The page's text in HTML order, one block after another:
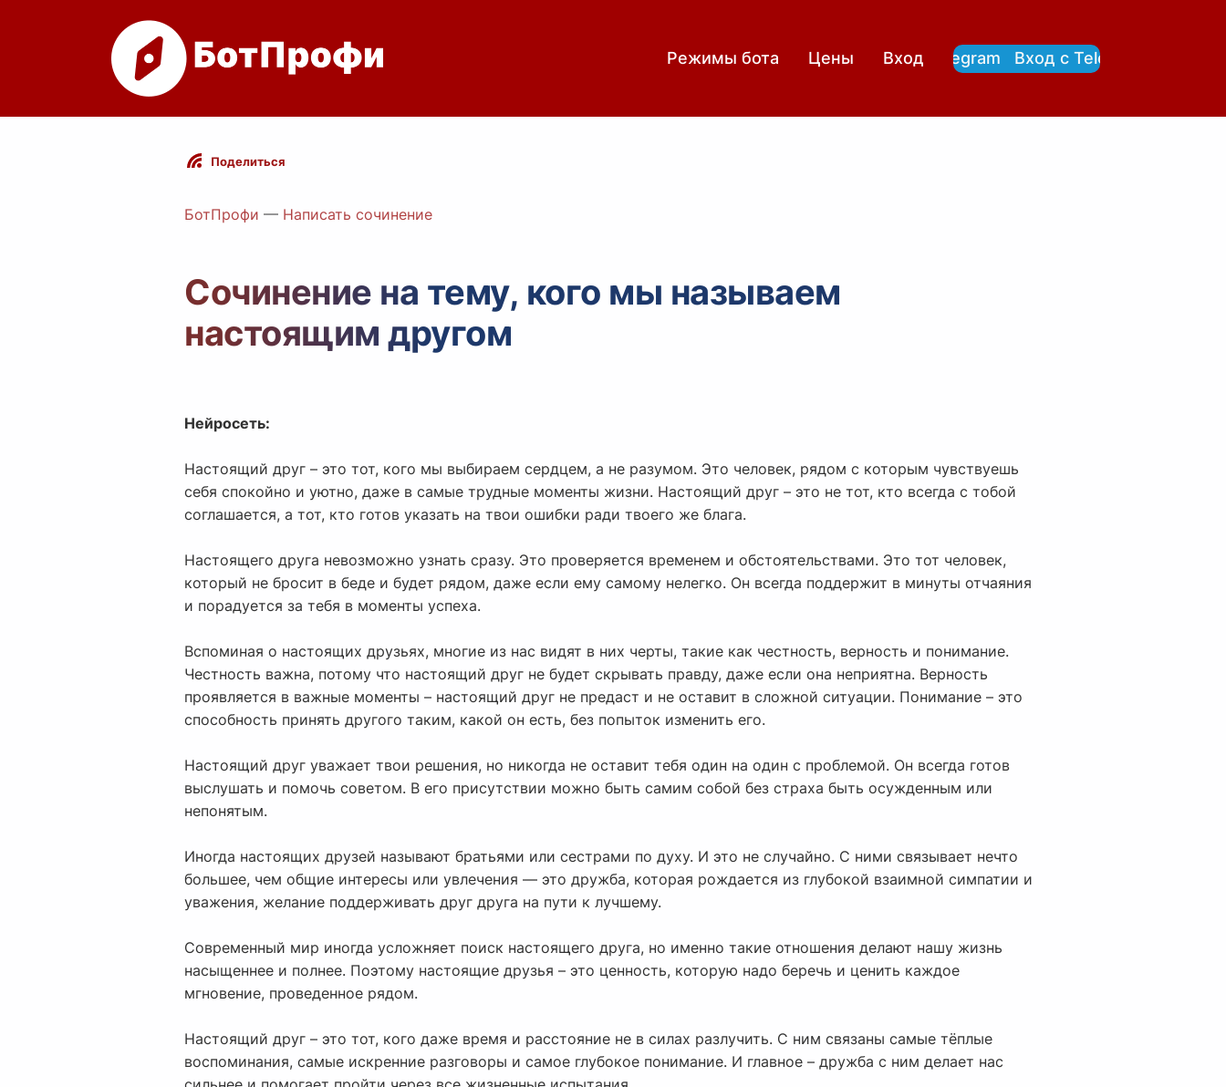
Режимы бота Цены Вход
Вход с Telegram Вход с Telegram
Поделиться
БотПрофи — Написать сочинение
Сочинение на тему, кого мы называем
настоящим другом
Нейросеть:
Настоящий друг – это тот, кого мы выбираем сердцем, а не разумом. Это человек, рядом с которым чувствуешь
себя спокойно и уютно, даже в самые трудные моменты жизни. Настоящий друг – это не тот, кто всегда с тобой
соглашается, а тот, кто готов указать на твои ошибки ради твоего же блага.
Настоящего друга невозможно узнать сразу. Это проверяется временем и обстоятельствами. Это тот человек,
который не бросит в беде и будет рядом, даже если ему самому нелегко. Он всегда поддержит в минуты отчаяния
и порадуется за тебя в моменты успеха.
Вспоминая о настоящих друзьях, многие из нас видят в них черты, такие как честность, верность и понимание.
Честность важна, потому что настоящий друг не будет скрывать правду, даже если она неприятна. Верность
проявляется в важные моменты – настоящий друг не предаст и не оставит в сложной ситуации. Понимание – это
способность принять другого таким, какой он есть, без попыток изменить его.
Настоящий друг уважает твои решения, но никогда не оставит тебя один на один с проблемой. Он всегда готов
выслушать и помочь советом. В его присутствии можно быть самим собой без страха быть осужденным или
непонятым.
Иногда настоящих друзей называют братьями или сестрами по духу. И это не случайно. С ними связывает нечто
большее, чем общие интересы или увлечения — это дружба, которая рождается из глубокой взаимной симпатии и
уважения, желание поддерживать друг друга на пути к лучшему.
Современный мир иногда усложняет поиск настоящего друга, но именно такие отношения делают нашу жизнь
насыщеннее и полнее. Поэтому настоящие друзья – это ценность, которую надо беречь и ценить каждое
мгновение, проведенное рядом.
Настоящий друг – это тот, кого даже время и расстояние не в силах разлучить. С ним связаны самые тёплые
воспоминания, самые искренние разговоры и самое глубокое понимание. И главное – дружба с ним делает нас